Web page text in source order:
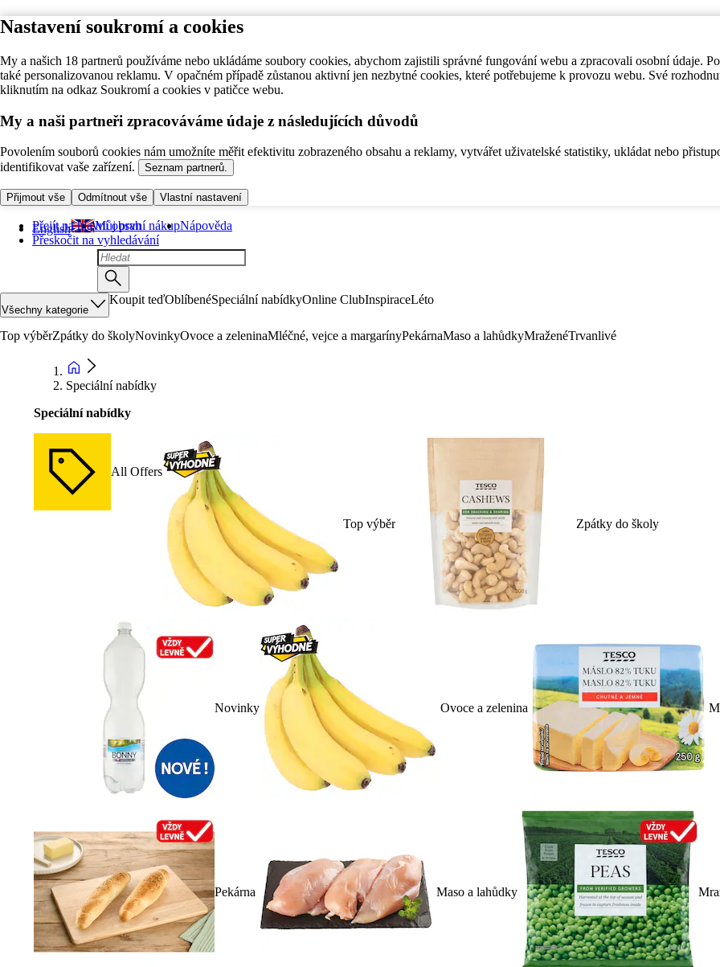
Nastavení soukromí a cookies
My a našich 18 partnerů používáme nebo ukládáme soubory cookies, abychom zajistili správné fungování webu a zpracovali osobní údaje.
také personalizovanou reklamu. V opačném případě zůstanou aktivní jen nezbytné cookies, které potřebujeme k provozu webu. Své
kliknutím na odkaz Soukromí a cookies v patičce webu.
My a naši partneři zpracováváme údaje z následujících důvodů
Povolením souborů cookies nám umožníte měřit efektivitu zobrazeného obsahu a reklamy, vytvářet uživatelské statistiky, ukládat nebo
identifikovat vaše zařízení.
Seznam partnerů.
Přijmout vše Odmítnout vše Vlastní nastavení
Přejít na hlavní obsah
Přeskočit na vyhledávání
English Můj první nákupNápověda
Všechny kategorie
Koupit teďOblíbenéSpeciální nabídkyOnline ClubInspiraceLéto
Top výběrZpátky do školyNovinkyOvoce a zeleninaMléčné, vejce a margarínyPekárnaMaso a lahůdkyMraženéTrvanlivé
Speciální nabídky
Speciální nabídky
All Offers
Top výběr Zpátky do školy
Novinky Ovoce a zelenina
Pekárna Maso a lahůdky